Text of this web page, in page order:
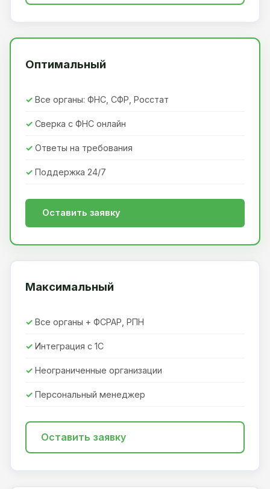
Оптимальный
Все органы: ФНС, СФР, Росстат
Сверка с ФНС онлайн
Ответы на требования
Поддержка 24/7
Оставить заявку
Максимальный
Все органы + ФСРАР, РПН
Интеграция с 1С
Неограниченные организации
Персональный менеджер
Оставить заявку